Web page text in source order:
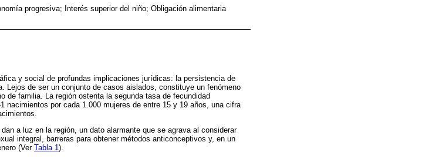
progresiva; Interés superior del niño; Obligación alimentaria
y social de profundas implicaciones jurídicas: la persistencia de
Lejos de ser un conjunto de casos aislados, constituye un fenómeno
familia. La región ostenta la segunda tasa de fecundidad
nacimientos por cada 1.000 mujeres de entre 15 y 19 años, una cifra
a luz en la región, un dato alarmante que se agrava al considerar
integral, barreras para obtener métodos anticonceptivos y, en un
(Ver Tabla 1).